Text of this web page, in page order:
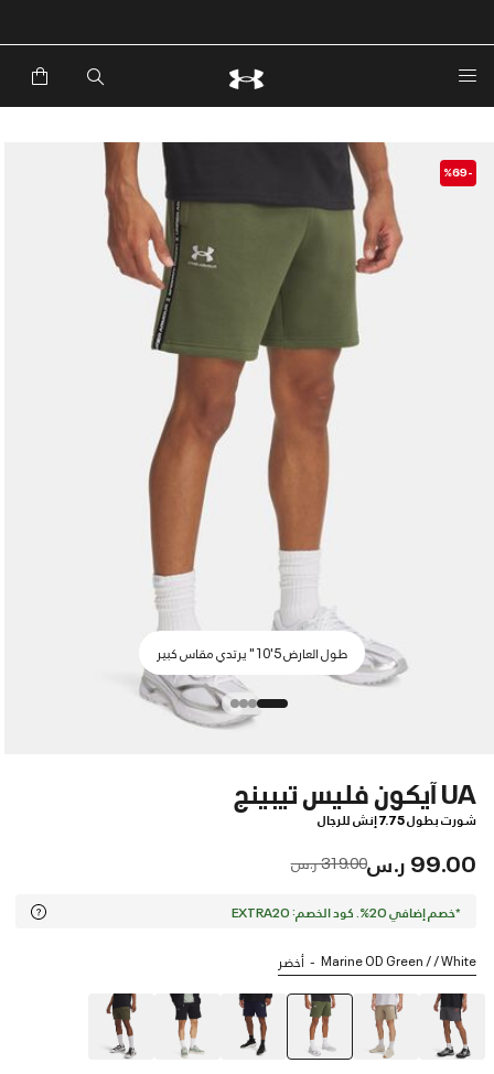
-%69
طول العارض 5'10" يرتدي مقاس كبير
UA آيكون فليس تيبينج
شورت بطول 7.75 إنش للرجال
99.00 ر.س Price reduced from
319.00 ر.س to
*خصم إضافي 20%. كود الخصم: EXTRA20
Marine OD Green / / White أخضر